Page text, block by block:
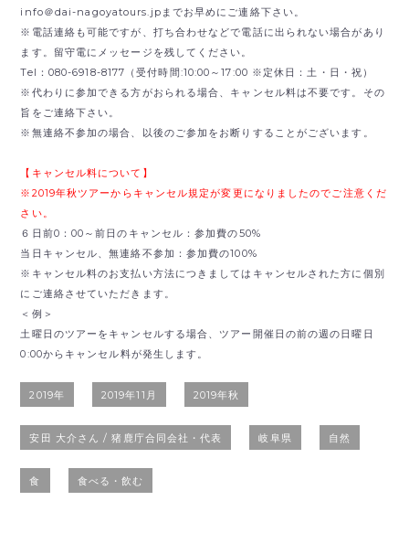
info＠dai-nagoyatours.jpまでお早めにご連絡下さい。
※電話連絡も可能ですが、打ち合わせなどで電話に出られない場合があり
ます。留守電にメッセージを残してください。
Tel：080-6918-8177（受付時間:10:00～17:00 ※定休日：土・日・祝）
※代わりに参加できる方がおられる場合、キャンセル料は不要です。その
旨をご連絡下さい。
※無連絡不参加の場合、以後のご参加をお断りすることがございます。
【キャンセル料について】
※2019年秋ツアーからキャンセル規定が変更になりましたのでご注意くだ
さい。
６日前0：00～前日のキャンセル：参加費の50%
当日キャンセル、無連絡不参加：参加費の100%
※キャンセル料のお支払い方法につきましてはキャンセルされた方に個別
にご連絡させていただきます。
＜例＞
土曜日のツアーをキャンセルする場合、ツアー開催日の前の週の日曜日
0:00からキャンセル料が発生します。
2019年 2019年11月 2019年秋
安田 大介さん / 猪鹿庁合同会社・代表 岐阜県 自然
食 食べる・飲む